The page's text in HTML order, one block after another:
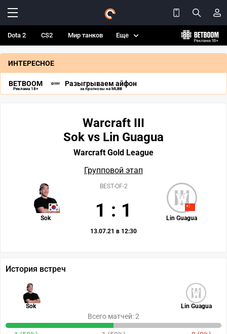
Dota 2 CS2 Мир танков Еще
ИНТЕРЕСНОЕ
BETBOOM
Реклама 18+
Разыгрываем айфон
за прогнозы на MLBB
Warcraft III
Sok vs Lin Guagua
Warcraft Gold League
Групповой этап
Sok Lin Guagua
BEST-OF-2
1 : 1
13.07.21 в 12:30
История встреч
Sok Lin Guagua
Всего матчей: 2